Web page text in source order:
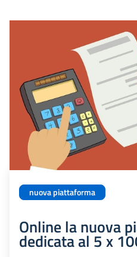
nuova piattaforma
Online la nuova
dedicata al 5 x